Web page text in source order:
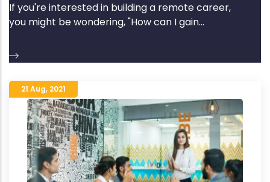
If you're interested in building a remote career,
you might be wondering, "How can I gain...
21 Aug, 2021